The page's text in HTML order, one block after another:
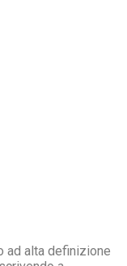
ad alta definizione